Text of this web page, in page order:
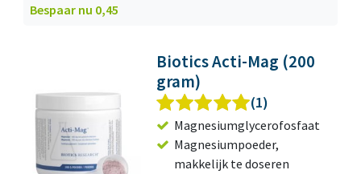
Bespaar nu 0,45
Biotics Acti-Mag (200
gram)
(1)
Magnesiumglycerofosfaat
Magnesiumpoeder,
makkelijk te doseren